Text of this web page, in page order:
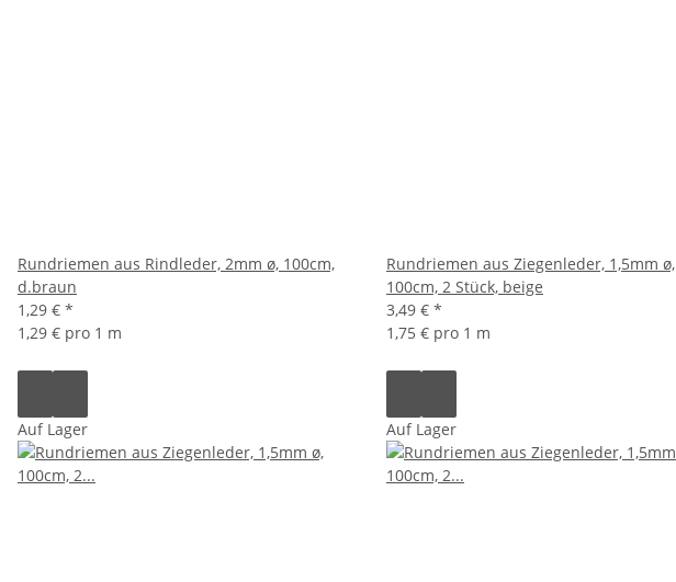
Rundriemen aus Rindleder, 2mm ø, 100cm,
d.braun
1,29 € *
1,29 € pro 1 m
Rundriemen aus Ziegenleder, 1,5mm ø,
100cm, 2 Stück, beige
3,49 € *
1,75 € pro 1 m
Auf Lager Auf Lager